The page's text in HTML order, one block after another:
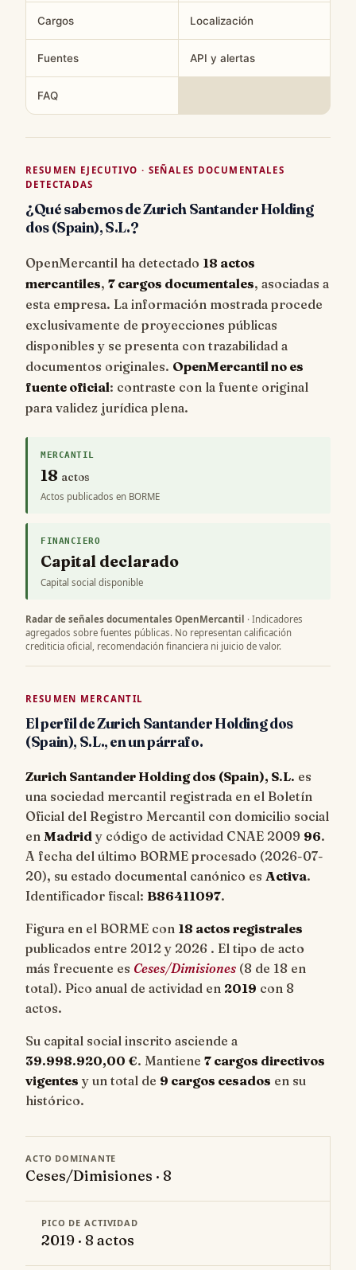
Cargos Localización
Fuentes API y alertas
FAQ
RESUMEN EJECUTIVO · SEÑALES DOCUMENTALES
DETECTADAS
¿Qué sabemos de Zurich Santander Holding
dos (Spain), S.L.?
OpenMercantil ha detectado 18 actos
mercantiles, 7 cargos documentales, asociadas a
esta empresa. La información mostrada procede
exclusivamente de proyecciones públicas
disponibles y se presenta con trazabilidad a
documentos originales. OpenMercantil no es
fuente oficial: contraste con la fuente original
para validez jurídica plena.
MERCANTIL
18 actos
Actos publicados en BORME
FINANCIERO
Capital declarado
Capital social disponible
Radar de señales documentales OpenMercantil · Indicadores
agregados sobre fuentes públicas. No representan calificación
crediticia oficial, recomendación financiera ni juicio de valor.
RESUMEN MERCANTIL
El perfil de Zurich Santander Holding dos
(Spain), S.L., en un párrafo.
Zurich Santander Holding dos (Spain), S.L. es
una sociedad mercantil registrada en el Boletín
Oficial del Registro Mercantil con domicilio social
en Madrid y código de actividad CNAE 2009 96.
A fecha del último BORME procesado (2026-07-
20), su estado documental canónico es Activa.
Identificador fiscal: B86411097.
Figura en el BORME con 18 actos registrales
publicados entre 2012 y 2026 . El tipo de acto
más frecuente es Ceses/Dimisiones (8 de 18 en
total). Pico anual de actividad en 2019 con 8
actos.
Su capital social inscrito asciende a
39.998.920,00 €. Mantiene 7 cargos directivos
vigentes y un total de 9 cargos cesados en su
histórico.
ACTO DOMINANTE
Ceses/Dimisiones · 8
PICO DE ACTIVIDAD
2019 · 8 actos